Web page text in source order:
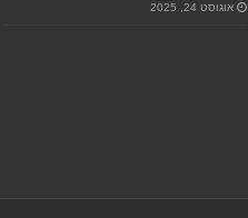
אוגוסט 24, 2025